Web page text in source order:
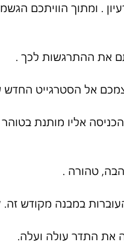
. ומתוך הוויתכם
את ההתרגשות לכך .
אל הסטרגייט
אליו מותנת
טהורה .
במבנה מקודש זה.
את התדר עולה ועלה.